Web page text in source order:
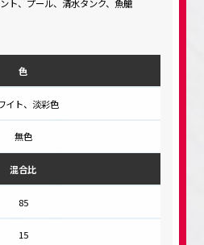
ト、プール、清水タンク、魚艙
色
イト、淡彩色
無色
混合比
85
15